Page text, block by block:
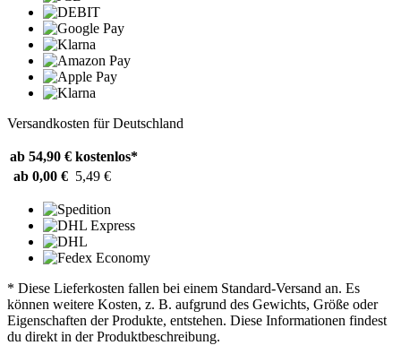
Versandkosten für Deutschland
ab 54,90 € kostenlos*
ab 0,00 € 5,49 €
* Diese Lieferkosten fallen bei einem Standard-Versand an. Es
können weitere Kosten, z. B. aufgrund des Gewichts, Größe oder
Eigenschaften der Produkte, entstehen. Diese Informationen findest
du direkt in der Produktbeschreibung.